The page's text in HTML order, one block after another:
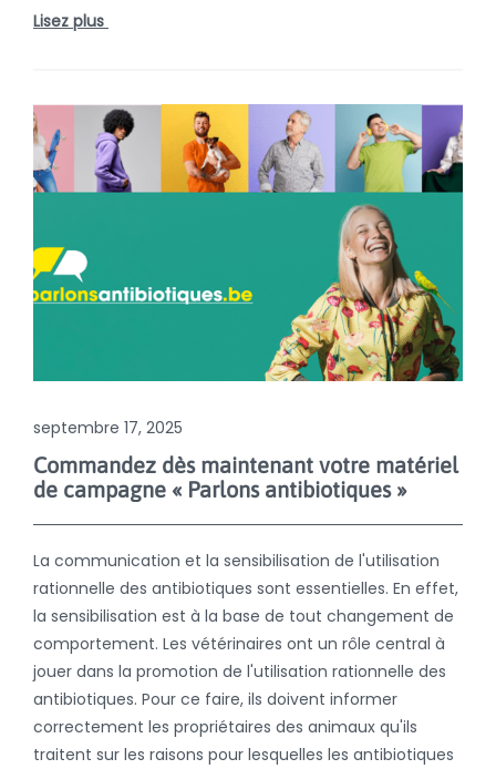
Lisez plus
septembre 17, 2025
Commandez dès maintenant votre matériel
de campagne « Parlons antibiotiques »
La communication et la sensibilisation de l'utilisation
rationnelle des antibiotiques sont essentielles. En effet,
la sensibilisation est à la base de tout changement de
comportement. Les vétérinaires ont un rôle central à
jouer dans la promotion de l'utilisation rationnelle des
antibiotiques. Pour ce faire, ils doivent informer
correctement les propriétaires des animaux qu'ils
traitent sur les raisons pour lesquelles les antibiotiques